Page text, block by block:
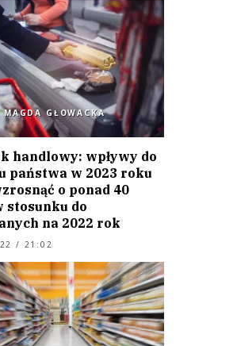
MAGDA GŁOWACKA
handlowy: wpływy do
państwa w 2023 roku
o ponad 40
stosunku do
na 2022 rok
/ 21:02